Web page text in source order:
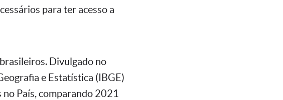
para ter acesso a
Divulgado no
e Estatística (IBGE)
País, comparando 2021